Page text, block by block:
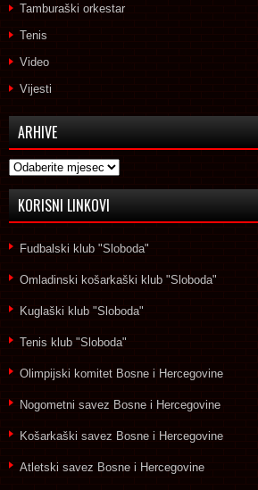
Tamburaški orkestar
Tenis
Video
Vijesti
ARHIVE
Arhive
KORISNI LINKOVI
Fudbalski klub "Sloboda"
Omladinski košarkaški klub "Sloboda"
Kuglaški klub "Sloboda"
Tenis klub "Sloboda"
Olimpijski komitet Bosne i Hercegovine
Nogometni savez Bosne i Hercegovine
Košarkaški savez Bosne i Hercegovine
Atletski savez Bosne i Hercegovine